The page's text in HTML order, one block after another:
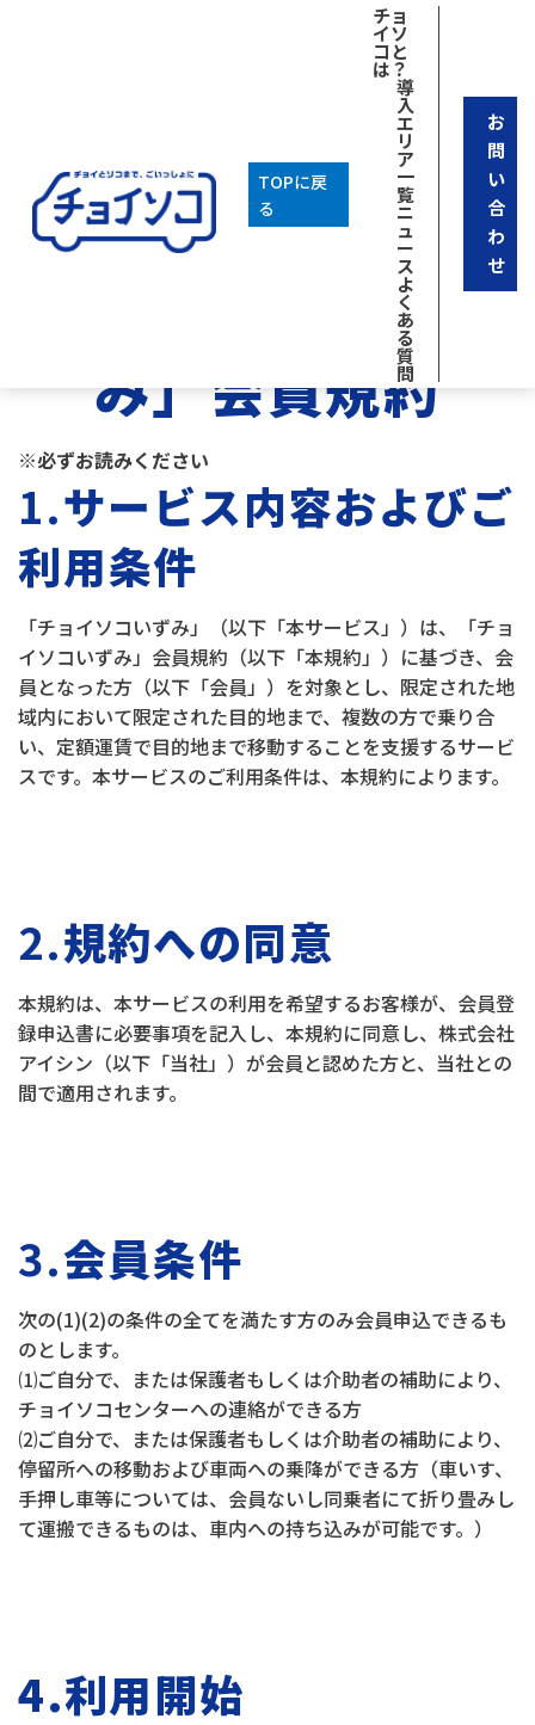
TOPに戻
る
チョ
イソ
コと
は？
導
入
エ
リ
ア
一
覧
ニ
ュ
ー
ス
よ
く
あ
る
質
問
お
問
い
合
わ
せ
一時利用規約はこちら ↓
「チョイソコいず
み」会員規約
※必ずお読みください
1.サービス内容およびご
利用条件
「チョイソコいずみ」（以下「本サービス」）は、「チョ
イソコいずみ」会員規約（以下「本規約」）に基づき、会
員となった方（以下「会員」）を対象とし、限定された地
域内において限定された目的地まで、複数の方で乗り合
い、定額運賃で目的地まで移動することを支援するサービ
スです。本サービスのご利用条件は、本規約によります。
2.規約への同意
本規約は、本サービスの利用を希望するお客様が、会員登
録申込書に必要事項を記入し、本規約に同意し、株式会社
アイシン（以下「当社」）が会員と認めた方と、当社との
間で適用されます。
3.会員条件
次の(1)(2)の条件の全てを満たす方のみ会員申込できるも
のとします。
⑴ご自分で、または保護者もしくは介助者の補助により、
チョイソコセンターへの連絡ができる方
⑵ご自分で、または保護者もしくは介助者の補助により、
停留所への移動および車両への乗降ができる方（車いす、
手押し車等については、会員ないし同乗者にて折り畳みし
て運搬できるものは、車内への持ち込みが可能です。）
4.利用開始